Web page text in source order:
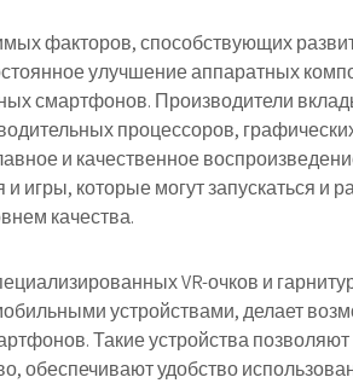
факторов, способствующих
улучшение аппаратных
смартфонов. Производители
процессоров,
и качественное
игры, которые могут запускаться и
качества.
VR-очков и
устройствами, делает
Такие устройства
обеспечивают удобство